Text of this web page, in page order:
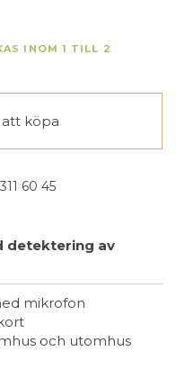
INOM 1 TILL 2
köpa
60 45
detektering av
mikrofon
och utomhus